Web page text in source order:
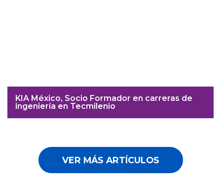
KIA México, Socio Formador en carreras de
ingeniería en Tecmilenio
VER MÁS ARTÍCULOS